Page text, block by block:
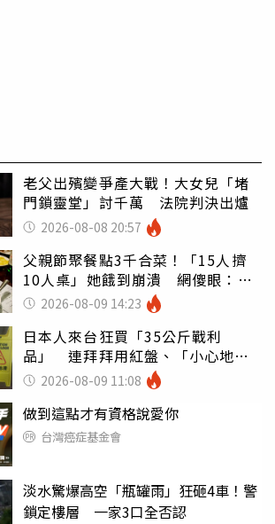
老父出殯變爭產大戰！大女兒「堵
門鎖靈堂」討千萬 法院判決出爐
2026-08-08 20:57
父親節聚餐點3千合菜！「15人擠
10人桌」她餓到崩潰 網傻眼：讓
店家看笑話
2026-08-09 14:23
日本人來台狂買「35公斤戰利
品」 連拜拜用紅盤、「小心地
滑」告示牌也帶回家
2026-08-09 11:08
做到這點才有資格說愛你
台灣癌症基金會
淡水驚爆高空「瓶罐雨」狂砸4車！警
鎖定樓層 一家3口全否認